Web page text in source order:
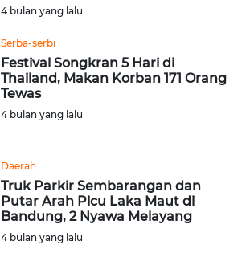
4 bulan yang lalu
Serba-serbi
Festival Songkran 5 Hari di
Thailand, Makan Korban 171 Orang
Tewas
4 bulan yang lalu
Daerah
Truk Parkir Sembarangan dan
Putar Arah Picu Laka Maut di
Bandung, 2 Nyawa Melayang
4 bulan yang lalu